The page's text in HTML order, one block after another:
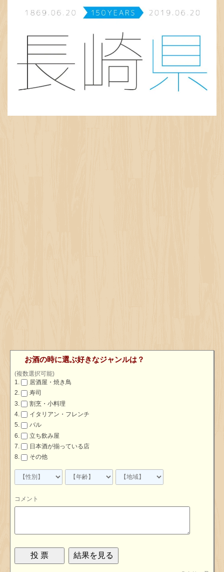
お酒の時に選ぶ好きなジャンルは？
(複数選択可能)
居酒屋・焼き鳥
寿司
割烹・小料理
イタリアン・フレンチ
バル
立ち飲み屋
日本酒が揃っている店
その他
コメント